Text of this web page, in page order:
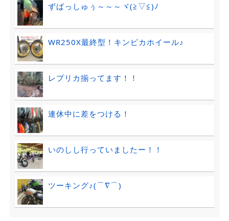
ずばっしゅぅ～～～ヾ(≧▽≦)ﾉ
WR250X最終型！キンピカホイール♪
レプリカ揃ってます！！
連休中に差をつける！
いのしし行っていましたー！！
ツーキング♪(⌒∇⌒)